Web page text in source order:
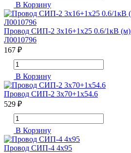
В Корзину
Провод СИП-2 3х16+1х25 0.6/1кВ
Л0010796
167 ₽
В Корзину
Провод СИП-2 3х70+1х54.6
529 ₽
В Корзину
Провод СИП-4 4х95